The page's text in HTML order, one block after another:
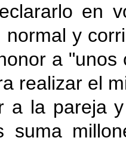
en
normal y
a
realizar el
a la pareja
suma